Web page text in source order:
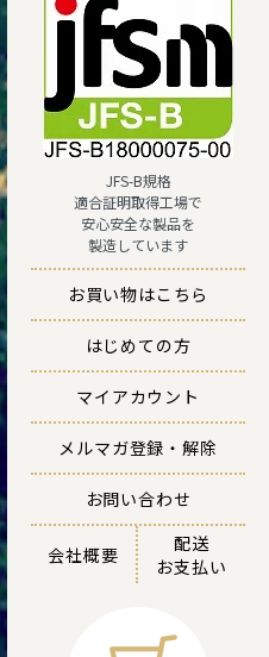
JFS-B規格
適合証明取得工場で
安心安全な製品を
製造しています
お買い物はこちら
はじめての方
マイアカウント
メルマガ登録・解除
お問い合わせ
会社概要
配送
お支払い